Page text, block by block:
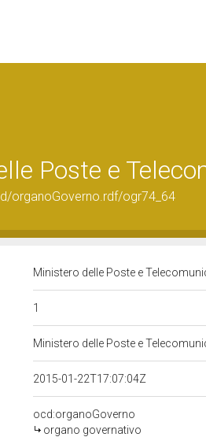
Poste e
organoGoverno.rdf/ogr74_64
Ministero delle Poste e
1
Ministero delle Poste e
2015-01-22T17:07:04Z
ocd:organoGoverno
organo governativo